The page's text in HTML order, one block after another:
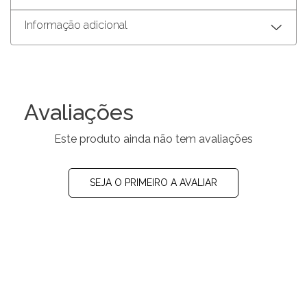
Informação adicional
Avaliações
Este produto ainda não tem avaliações
SEJA O PRIMEIRO A AVALIAR